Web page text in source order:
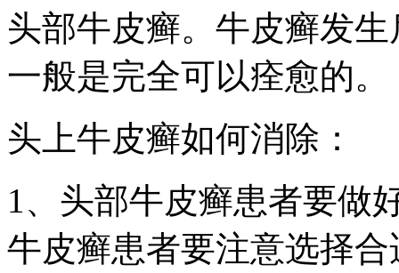
头部牛皮癣。牛皮癣发
一般是完全可以痊愈的。
头上牛皮癣如何消除：
1、头部牛皮癣患者要做
牛皮癣患者要注意选择